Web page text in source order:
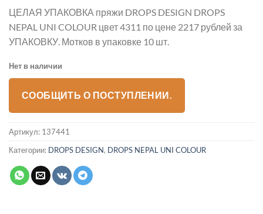
ЦЕЛАЯ УПАКОВКА пряжи DROPS DESIGN DROPS
NEPAL UNI COLOUR цвет 4311 по цене 2217 рублей за
УПАКОВКУ. Мотков в упаковке 10 шт.
Нет в наличии
СООБЩИТЬ О ПОСТУПЛЕНИИ.
Артикул: 137441
Категории: DROPS DESIGN, DROPS NEPAL UNI COLOUR